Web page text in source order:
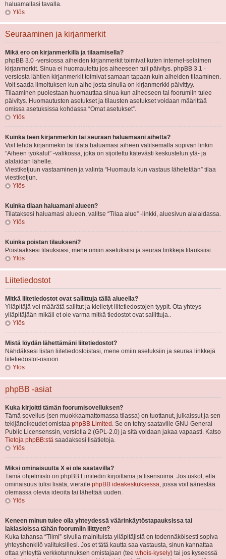
haluamallasi tavalla.
Ylös
Seuraaminen ja kirjanmerkit
Mikä ero on kirjanmerkillä ja tilaamisella?
phpBB 3.0 -versiossa aiheiden kirjanmerkit toimivat kuten internet-selaimen
kirjanmerkit. Sinua ei huomautettu jos aiheeseen tuli päivitys. phpBB 3.1 -
versiosta lähtien kirjanmerkit toimivat samaan tapaan kuin aiheiden tilaaminen.
Voit saada ilmoituksen kun aihe josta sinulla on kirjanmerkki päivittyy.
Tilaaminen puolestaan huomauttaa sinua kun aiheeseen tai foorumiin tulee
päivitys. Huomautusten asetukset ja tilausten asetukset voidaan määrittää
omissa asetuksissa kohdassa “Omat asetukset”.
Ylös
Kuinka teen kirjanmerkin tai seuraan haluamaani aihetta?
Voit tehdä kirjanmekin tai tilata haluamasi aiheen valitsemalla sopivan linkin
“Aiheen työkalut” -valikossa, joka on sijoitettu kätevästi keskustelun ylä- ja
alalaidan lähelle.
Viestiketjuun vastaaminen ja valinta “Huomauta kun vastaus lähetetään” tilaa
viestiketjun.
Ylös
Kuinka tilaan haluamani alueen?
Tilataksesi haluamasi alueen, valitse “Tilaa alue” -linkki, aluesivun alalaidassa.
Ylös
Kuinka poistan tilaukseni?
Poistaaksesi tilauksiasi, mene omiin asetuksiisi ja seuraa linkkejä tilauksiisi.
Ylös
Liitetiedostot
Mitkä liitetiedostot ovat sallittuja tällä alueella?
Ylläpitäjä voi määrätä sallitut ja kielletyt liitetiedostojen tyypit. Ota yhteys
ylläpitäjään mikäli et ole varma mitkä tiedostot ovat sallittuja..
Ylös
Mistä löydän lähettämäni liitetiedostot?
Nähdäksesi listan liitetiedostoistasi, mene omiin asetuksiin ja seuraa linkkejä
liitetiedostot-osioon.
Ylös
phpBB -asiat
Kuka kirjoitti tämän foorumisovelluksen?
Tämä sovellus (sen muokkaamattomassa tilassa) on tuottanut, julkaissut ja sen
tekijänoikeudet omistaa phpBB Limited . Se on tehty saataville GNU General
Public Licensenssin, versiolla 2 (GPL-2.0) ja sitä voidaan jakaa vapaasti. Katso
Tietoja phpBB:stä saadaksesi lisätietoja.
Ylös
Miksi ominaisuutta X ei ole saatavilla?
Tämä ohjelmisto on phpBB Limitedin kirjoittama ja lisensoima. Jos uskot, että
ominaisuus tulisi lisätä, vieraile phpBB ideakeskuksessa, jossa voit äänestää
olemassa olevia ideoita tai lähettää uuden.
Ylös
Keneen minun tulee olla yhteydessä väärinkäytöstapauksissa tai
lakiasioissa tähän foorumiin liittyen?
Kuka tahansa “Tiimi”-sivulla mainituista ylläpitäjistä on todennäköisesti sopiva
yhteyshenkilö valituksillesi. Jos et tätä kautta saa vastausta, sinun kannattaa
ottaa yhteyttä verkkotunnuksen omistajaan (tee whois-kysely) tai jos kyseessä